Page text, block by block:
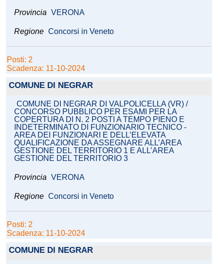
Provincia VERONA
Regione Concorsi in Veneto
Posti: 2
Scadenza: 11-10-2024
COMUNE DI NEGRAR
COMUNE DI NEGRAR DI VALPOLICELLA (VR) /
CONCORSO PUBBLICO PER ESAMI PER LA
COPERTURA DI N. 2 POSTI A TEMPO PIENO E
INDETERMINATO DI FUNZIONARIO TECNICO -
AREA DEI FUNZIONARI E DELL’ELEVATA
QUALIFICAZIONE DA ASSEGNARE ALL’AREA
GESTIONE DEL TERRITORIO 1 E ALL’AREA
GESTIONE DEL TERRITORIO 3
Provincia VERONA
Regione Concorsi in Veneto
Posti: 2
Scadenza: 11-10-2024
COMUNE DI NEGRAR